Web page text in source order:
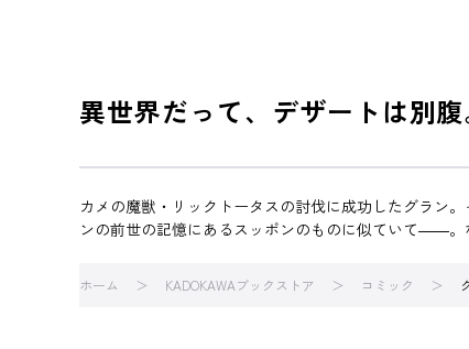
異世界だって、デザートは別腹
カメの魔獣・リックトータスの討伐に成功したグラン
ンの前世の記憶にあるスッポンのものに似ていて――。
ホーム KADOKAWAブックストア コミック